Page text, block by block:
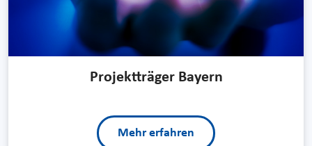
Projektträger Bayern
Mehr erfahren